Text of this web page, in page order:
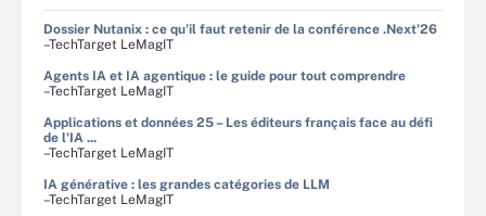
Dossier Nutanix : ce qu'il faut retenir de la conférence .Next'26
–TechTarget LeMagIT
Agents IA et IA agentique : le guide pour tout comprendre
–TechTarget LeMagIT
Applications et données 25 – Les éditeurs français face au défi
de l'IA ...
–TechTarget LeMagIT
IA générative : les grandes catégories de LLM
–TechTarget LeMagIT